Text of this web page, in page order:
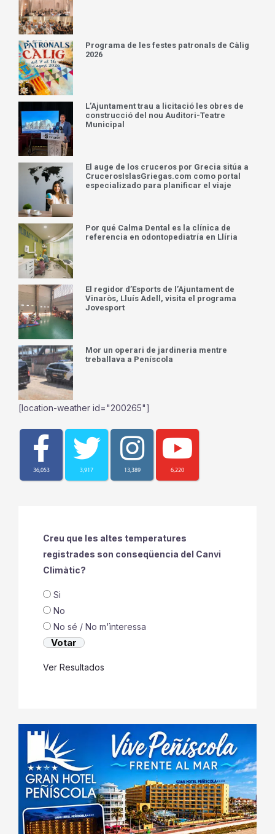
Programa de les festes patronals de Càlig
2026
L’Ajuntament trau a licitació les obres de
construcció del nou Auditori-Teatre
Municipal
El auge de los cruceros por Grecia sitúa a
CrucerosIslasGriegas.com como portal
especializado para planificar el viaje
Por qué Calma Dental es la clínica de
referencia en odontopediatría en Llíria
El regidor d’Esports de l’Ajuntament de
Vinaròs, Lluís Adell, visita el programa
Jovesport
Mor un operari de jardineria mentre
treballava a Peníscola
[location-weather id="200265"]
36,053 3,917 13,389 6,220
Creu que les altes temperatures
registrades son conseqüencia del Canvi
Climàtic?
Si
No
No sé / No m'ìnteressa
Ver Resultados